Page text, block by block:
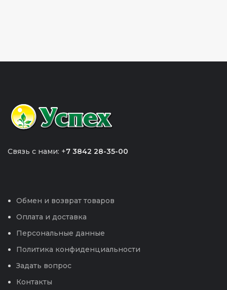
Связь с нами: +7 3842 28-35-00
Обмен и возврат товаров
Оплата и доставка
Персональные данные
Политика конфиденциальности
Задать вопрос
Контакты